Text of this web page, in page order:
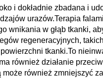
i dokładnie zbadana i
urazów.Terapia
wnikania w głąb tkanki,
regeneracyjnych,
tkanki.To
również działanie
również zmniejszyć